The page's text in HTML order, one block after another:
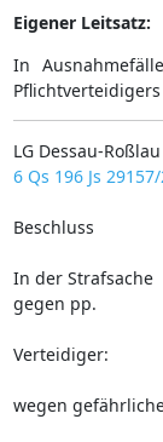
Eigener Leitsatz:
In
LG Dessau-Roßlau
6 Qs 196 Js
Beschluss
In der Strafsache
gegen pp.
Verteidiger:
wegen